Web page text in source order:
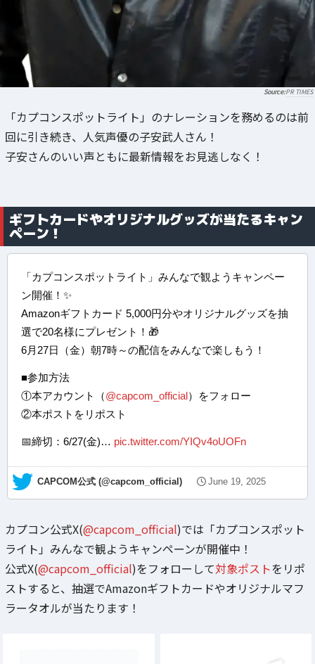
PR TIMES
「カプコンスポットライト」のナレーションを務めるのは前
回に引き続き、人気声優の子安武人さん！
子安さんのいい声ともに最新情報をお見逃しなく！
ギフトカードやオリジナルグッズが当たるキャン
ペーン！
「カプコンスポットライト」みんなで観ようキャンペー
ン開催！✨
Amazonギフトカード 5,000円分やオリジナルグッズを抽
選で20名様にプレゼント！🎁
6月27日（金）朝7時～の配信をみんなで楽しもう！
■参加方法
①本アカウント（@capcom_official）をフォロー
②本ポストをリポスト
📅締切：6/27(金)… pic.twitter.com/YIQv4oUOFn
— CAPCOM公式 (@capcom_official) June 19, 2025
カプコン公式X(@capcom_official)では「カプコンスポット
ライト」みんなで観ようキャンペーンが開催中！
公式X(@capcom_official)をフォローして対象ポストをリポ
ストすると、抽選でAmazonギフトカードやオリジナルマフ
ラータオルが当たります！